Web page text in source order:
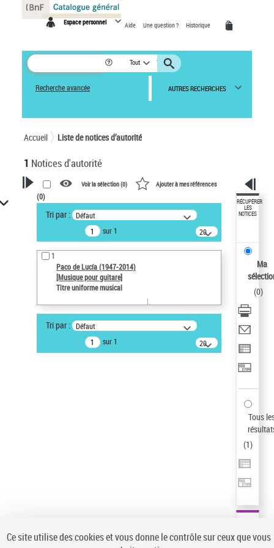
Espace personnel Aide Une question ? Historique
Tout
Recherche avancée AUTRES RECHERCHES
Accueil Liste de notices d’autorité
1 Notices d'autorité
VOTRE RECHERCHE
Recherche avancée dans les
notices d’autorité
Œuvres liées à l'auteur :
Paco de Lucía (1947-2014)
Auteur d’œuvre
Paco de Lucía (1947-2014)
Sauvegarder votre recherche
Voir la sélection (0) Ajouter à mes références
(0)
Tri par : Défaut
sur 1
20
résultats/page
1
Paco de Lucía (1947-2014)
[Musique pour guitare]
Titre uniforme musical
Tri par : Défaut
sur 1
20
résultats/page
RÉCUPÉRER
LES
NOTICES
Ma
(0)
Tous
(1)
Panneau de gestion des cookies
Ce site utilise des cookies et vous donne le contrôle sur ceux que vous